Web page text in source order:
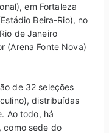
em Fortaleza
Beira-Rio), no
de Janeiro
(Arena Fonte Nova)
de 32 seleções
distribuídas
Ao todo, há
como sede do